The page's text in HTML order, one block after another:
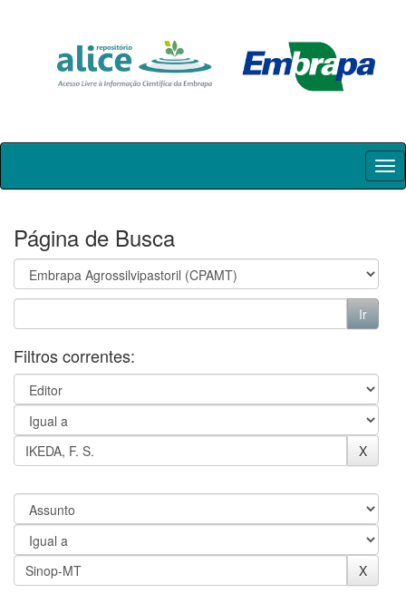
Skip
Página de Busca
Filtros correntes: